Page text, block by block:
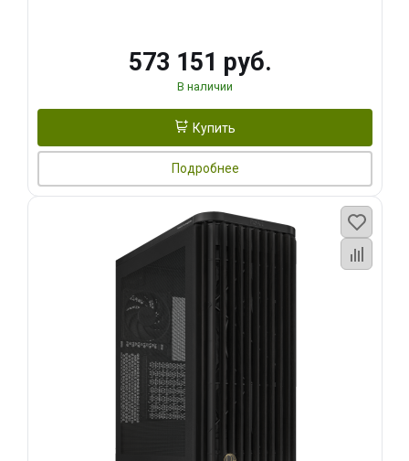
573 151 руб.
В наличии
Купить
Подробнее